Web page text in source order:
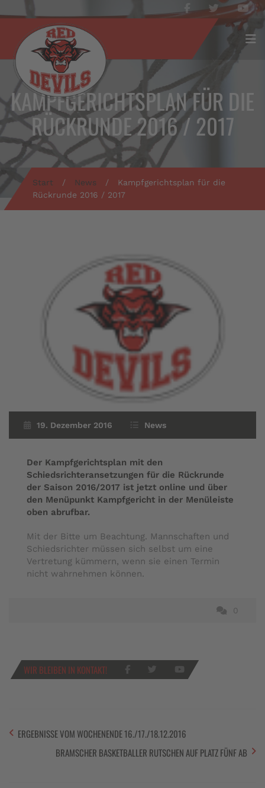
KAMPFGERICHTSPLAN FÜR DIE
RÜCKRUNDE 2016 / 2017
Start / News /
Kampfgerichtsplan für die
Rückrunde 2016 / 2017
19. Dezember 2016 News
Der Kampfgerichtsplan mit den
Schiedsrichteransetzungen für die Rückrunde
der Saison 2016/2017 ist jetzt online und über
den Menüpunkt Kampfgericht in der Menüleiste
oben abrufbar.
Mit der Bitte um Beachtung. Mannschaften und
Schiedsrichter müssen sich selbst um eine
Vertretung kümmern, wenn sie einen Termin
nicht wahrnehmen können.
0
WIR BLEIBEN IN KONTAKT!
ERGEBNISSE VOM WOCHENENDE 16./17./18.12.2016
BRAMSCHER BASKETBALLER RUTSCHEN AUF PLATZ FÜNF AB